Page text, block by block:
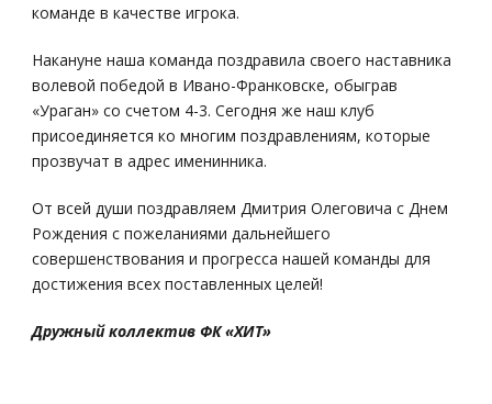
команде в качестве игрока.
Накануне наша команда поздравила своего наставника
волевой победой в Ивано-Франковске, обыграв
«Ураган» со счетом 4-3. Сегодня же наш клуб
присоединяется ко многим поздравлениям, которые
прозвучат в адрес именинника.
От всей души поздравляем Дмитрия Олеговича с Днем
Рождения с пожеланиями дальнейшего
совершенствования и прогресса нашей команды для
достижения всех поставленных целей!
Дружный коллектив ФК «ХИТ»